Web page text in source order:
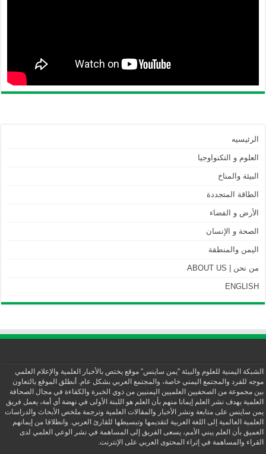
الرئيسيه
العلوم و التكنواوجيا
البيئة والمناخ
الطاقة المتجددة
الأرض و الفضاء
الصحة و الإنسان
اليمن والمنطقة
من نحن | ABOUT US
ENGLISH
الشبكة اليمنية للعلوم والبيئة "يمن ساينس” موقع يختص بالأخبار العلمية والإعلام العلمي
موجه للفرد والمجتمع اليمني خاصة، والمجتمع العربي بشكل عام. أنطلق الموقع بالتعاون
بين مجموعة من الصحفيين العلميين اليمنيين من ذوي الخبرة والكفاءة في مجال الصحافة
العلمية بهدف نشر العلم إيمانا منهم بأن العلم هو اللبنة الأولى في نهضة أي أمة، يعمل فريق
يمن ساينس على متابعة ونشر الأخبار والمقالات العلمية وترجمة ملخص الأبحاث والدراسات
العلمية العالمية إلى اللغة العربية لتقديمها وتبسيطها للقارئ العربي. وانطلاقا من إيمانهم
العميق بأن العلم يبني الأمم، يسعى الفريق إلى المساهمة في نشر الوعي العلمي لدى
القراء والمساهمة في إثراء المحتوى العربي على الإنترنت.